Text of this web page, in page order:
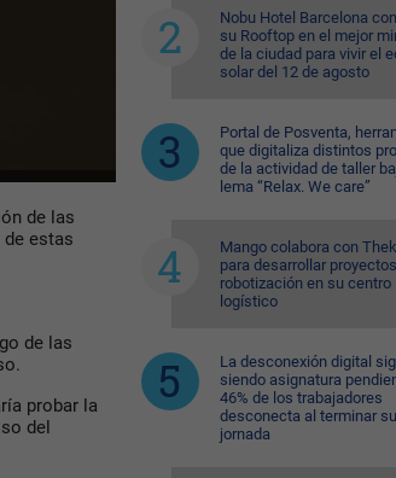
de las
estas
de las
probar la
del
Nobu Hotel Barcelona
su Rooftop en el mejor
de la ciudad para vivir el
solar del 12 de agosto
Portal de Posventa,
que digitaliza distintos
de la actividad de taller
lema “Relax. We care”
Mango colabora con
para desarrollar
robotización en su centro
logístico
La desconexión digital
siendo asignatura
46% de los trabajadores
desconecta al terminar su
jornada